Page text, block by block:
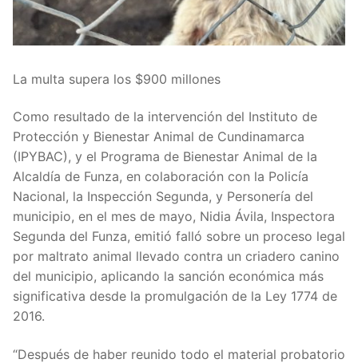
La multa supera los $900 millones
Como resultado de la intervención del Instituto de
Protección y Bienestar Animal de Cundinamarca
(IPYBAC), y el Programa de Bienestar Animal de la
Alcaldía de Funza, en colaboración con la Policía
Nacional, la Inspección Segunda, y Personería del
municipio, en el mes de mayo, Nidia Ávila, Inspectora
Segunda del Funza, emitió falló sobre un proceso legal
por maltrato animal llevado contra un criadero canino
del municipio, aplicando la sanción económica más
significativa desde la promulgación de la Ley 1774 de
2016.
“Después de haber reunido todo el material probatorio